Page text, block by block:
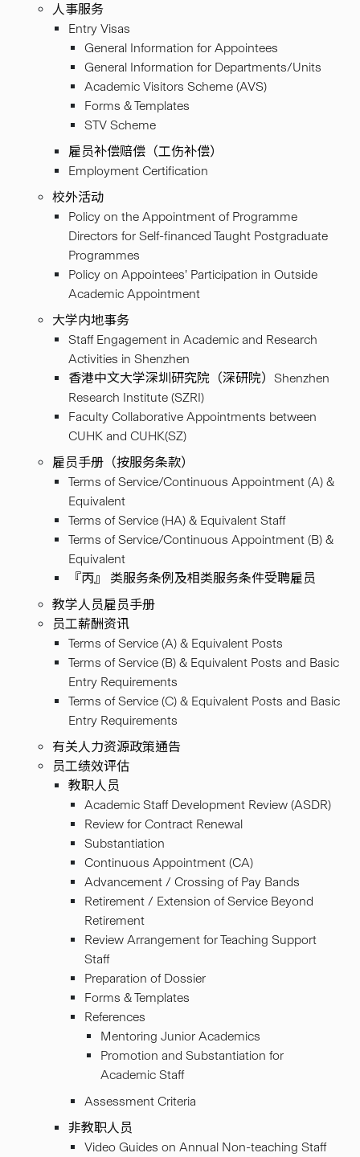
人事服务
Entry Visas
General Information for Appointees
General Information for Departments/Units
Academic Visitors Scheme (AVS)
Forms & Templates
STV Scheme
雇员补偿赔偿（工伤补偿）
Employment Certification
校外活动
Policy on the Appointment of Programme
Directors for Self-financed Taught Postgraduate
Programmes
Policy on Appointees’ Participation in Outside
Academic Appointment
大学内地事务
Staff Engagement in Academic and Research
Activities in Shenzhen
香港中文大学深圳研究院（深研院）Shenzhen
Research Institute (SZRI)
Faculty Collaborative Appointments between
CUHK and CUHK(SZ)
雇员手册（按服务条款）
Terms of Service/Continuous Appointment (A) &
Equivalent
Terms of Service (HA) & Equivalent Staff
Terms of Service/Continuous Appointment (B) &
Equivalent
『丙』 类服务条例及相类服务条件受聘雇员
教学人员雇员手册
员工薪酬资讯
Terms of Service (A) & Equivalent Posts
Terms of Service (B) & Equivalent Posts and Basic
Entry Requirements
Terms of Service (C) & Equivalent Posts and Basic
Entry Requirements
有关人力资源政策通告
员工绩效评估
教职人员
Academic Staff Development Review (ASDR)
Review for Contract Renewal
Substantiation
Continuous Appointment (CA)
Advancement / Crossing of Pay Bands
Retirement / Extension of Service Beyond
Retirement
Review Arrangement for Teaching Support
Staff
Preparation of Dossier
Forms & Templates
References
Mentoring Junior Academics
Promotion and Substantiation for
Academic Staff
Assessment Criteria
非教职人员
Video Guides on Annual Non-teaching Staff